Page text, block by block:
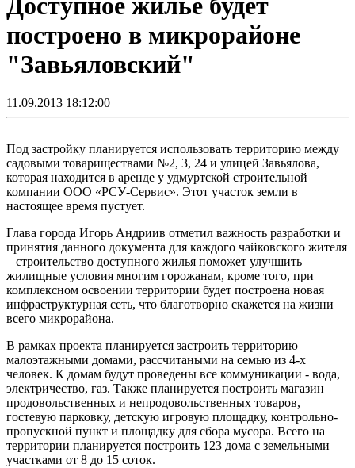
построено в микрорайоне
"Завьяловский"
11.09.2013 18:12:00
Под застройку планируется использовать территорию между
садовыми товариществами №2, 3, 24 и улицей Завьялова,
которая находится в аренде у удмуртской строительной
компании ООО «РСУ-Сервис». Этот участок земли в
настоящее время пустует.
Глава города Игорь Андриив отметил важность разработки и
принятия данного документа для каждого чайковского жителя
– строительство доступного жилья поможет улучшить
жилищные условия многим горожанам, кроме того, при
комплексном освоении территории будет построена новая
инфраструктурная сеть, что благотворно скажется на жизни
всего микрорайона.
В рамках проекта планируется застроить территорию
малоэтажными домами, рассчитаными на семью из 4-х
человек. К домам будут проведены все коммуникации - вода,
электричество, газ. Также планируется построить магазин
продовольственных и непродовольственных товаров,
гостевую парковку, детскую игровую площадку, контрольно-
пропускной пункт и площадку для сбора мусора. Всего на
территории планируется построить 123 дома с земельными
участками от 8 до 15 соток.